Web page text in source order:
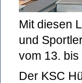
Mit diesen
und
vom 13.
Der KSC